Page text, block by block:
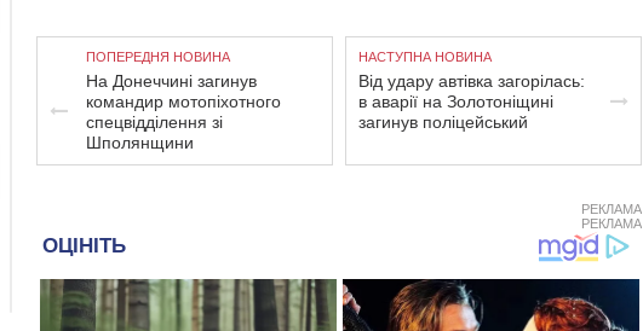
ПОПЕРЕДНЯ НОВИНА
На Донеччині загинув
командир мотопіхотного
спецвідділення зі
Шполянщини
НАСТУПНА НОВИНА
Від удару автівка загорілась:
в аварії на Золотоніщині
загинув поліцейський
РЕКЛАМА
РЕКЛАМА